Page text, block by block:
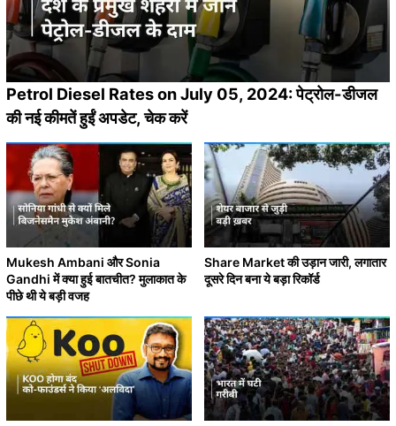
Petrol Diesel Rates on July 05, 2024: पेट्रोल-डीजल
की नई कीमतें हुईं अपडेट, चेक करें
Mukesh Ambani और Sonia
Gandhi में क्या हुई बातचीत? मुलाकात के
पीछे थी ये बड़ी वजह
Share Market की उड़ान जारी, लगातार
दूसरे दिन बना ये बड़ा रिकॉर्ड